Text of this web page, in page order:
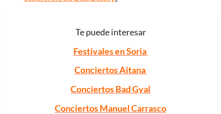
Te puede interesar
Festivales en Soria
Conciertos Aitana
Conciertos Bad Gyal
Conciertos Manuel Carrasco